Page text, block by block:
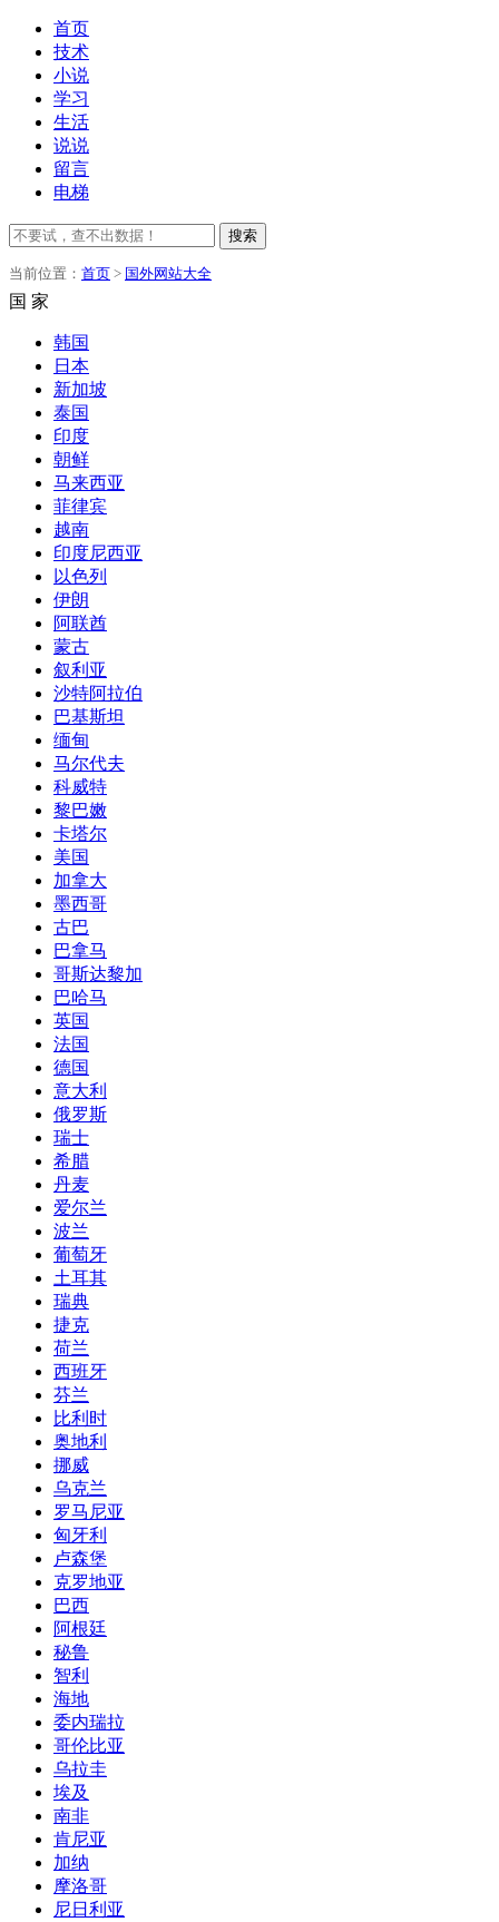
首页
技术
小说
学习
生活
说说
留言
电梯
搜索
当前位置： 首页 > 国外网站大全
国 家
韩国
日本
新加坡
泰国
印度
朝鲜
马来西亚
菲律宾
越南
印度尼西亚
以色列
伊朗
阿联酋
蒙古
叙利亚
沙特阿拉伯
巴基斯坦
缅甸
马尔代夫
科威特
黎巴嫩
卡塔尔
美国
加拿大
墨西哥
古巴
巴拿马
哥斯达黎加
巴哈马
英国
法国
德国
意大利
俄罗斯
瑞士
希腊
丹麦
爱尔兰
波兰
葡萄牙
土耳其
瑞典
捷克
荷兰
西班牙
芬兰
比利时
奥地利
挪威
乌克兰
罗马尼亚
匈牙利
卢森堡
克罗地亚
巴西
阿根廷
秘鲁
智利
海地
委内瑞拉
哥伦比亚
乌拉圭
埃及
南非
肯尼亚
加纳
摩洛哥
尼日利亚